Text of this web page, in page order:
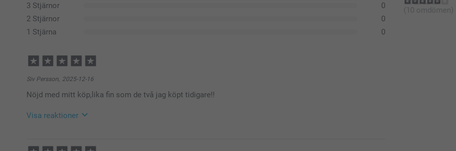
3 Stjärnor
0
2 Stjärnor
0
1 Stjärna
0
Siv Persson, 2025-12-16
Nöjd med mitt köp,lika fin som de två jag köpt tidigare!!
Visa reaktioner
(10 omdömen)